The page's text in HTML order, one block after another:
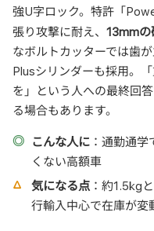
強U字ロック。特許「
張り攻撃に耐え、 13mmの
なボルトカッターでは歯
Plusシリンダーも採用。
を」という人への最終回
る場合もあります。
こんな人に ：通勤通
くない高額車
気になる点 ：約1.5kg
行輸入中心で在庫が変